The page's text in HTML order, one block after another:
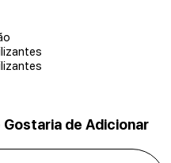
de Adicionar